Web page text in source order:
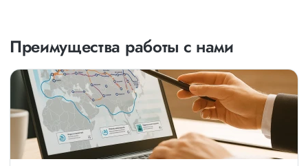
Преимущества работы с нами